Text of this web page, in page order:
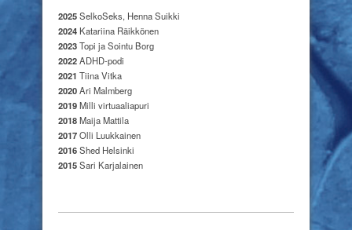
2025SelkoSeks, Henna Suikki
2024 Katariina Räikkönen
2023Topi ja Sointu Borg
2022ADHD-podi
2021 Tiina Vitka
2020Ari Malmberg
2019Milli virtuaaliapuri
2018Maija Mattila
2017Olli Luukkainen
2016Shed Helsinki
2015Sari Karjalainen